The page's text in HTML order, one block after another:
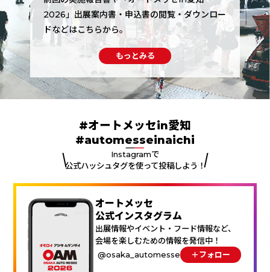
2026」出展案内書・申込書の閲覧・ダウンロー
ドなどはこちらから。
もっとみる
#オートメッセin愛知
#automesseinaichi
Instagramで
公式ハッシュタグを使って投稿しよう！
オートメッセ
公式インスタグラム
出展情報やイベント・フード情報など、
会場を楽しむための情報を発信中！
@osaka_automesse
＋フォロー